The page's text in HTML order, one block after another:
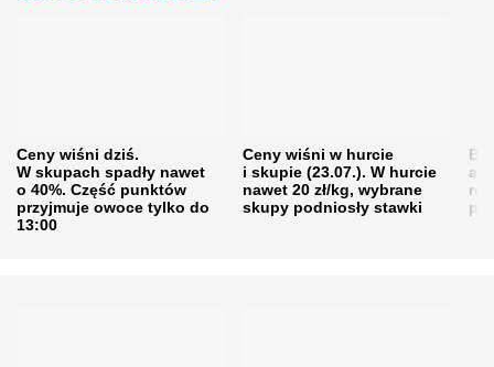
Ceny wiśni dziś.
W skupach spadły nawet
o 40%. Część punktów
przyjmuje owoce tylko do
13:00
Ceny wiśni w hurcie
i skupie (23.07.). W hurcie
nawet 20 zł/kg, wybrane
skupy podniosły stawki